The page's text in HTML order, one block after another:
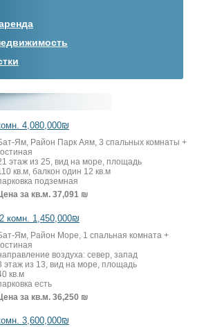
4,080,000₪
Ям, Район Парк Аям, 3 спальных комнаты +
этаж из 25, вид на море, площадь
кв.м, балкон один 12 кв.м
подземная
за кв.м. 37,091 ₪
комн. 1,450,000₪
Ям, Район Море, 1 спальная комната +
воздуха: север, запад
этаж из 13, вид на море, площадь
кв.м
есть
за кв.м. 36,250 ₪
3,600,000₪